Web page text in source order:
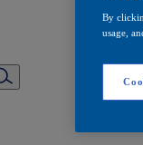
By
usage,